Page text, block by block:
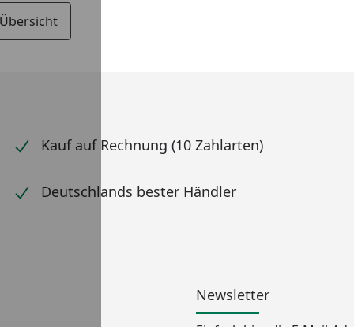
Kauf auf Rechnung (10 Zahlarten)
Deutschlands bester Händler
Newsletter